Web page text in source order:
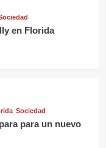
en Florida
Sociedad
para un nuevo